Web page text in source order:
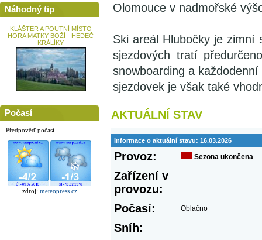
Náhodný tip
KLÁŠTER A POUTNÍ MÍSTO
HORA MATKY BOŽÍ - HEDEČ
KRÁLÍKY
Počasí
Předpověď počasí
zdroj: meteopress.cz
Olomouce v nadmořské
Ski areál Hlubočky je zimní
sjezdových tratí
snowboarding a
sjezdovek je však také
AKTUÁLNÍ STAV
Informace o aktuální stavu: 16.03.2026
Provoz: Sezona ukončena
Zařízení v
provozu:
Počasí:
Oblačno
Sníh: